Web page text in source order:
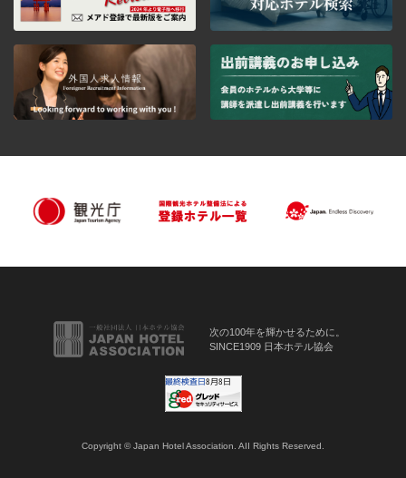
次の100年を輝かせるために。
SINCE1909 日本ホテル協会
Copyright © Japan Hotel Association. AII Rights Reserved.